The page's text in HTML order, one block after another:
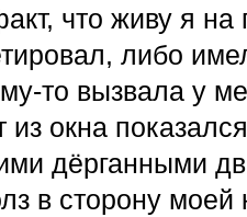
что живу я
либо
то вызвала у
из окна
дёрганными
в сторону моей